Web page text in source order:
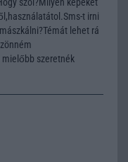
t irni
lehet rá
szeretnék